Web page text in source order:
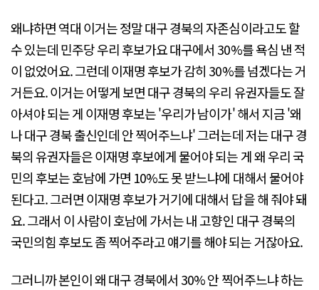
왜냐하면 역대 이거는 정말 대구 경북의 자존심이라고도 할
수 있는데 민주당 우리 후보가요 대구에서 30%를 욕심 낸 적
이 없었어요. 그런데 이재명 후보가 감히 30%를 넘겠다는 거
거든요. 이거는 어떻게 보면 대구 경북의 우리 유권자들도 잘
아셔야 되는 게 이재명 후보는 '우리가 남이가' 해서 지금 '왜
나 대구 경북 출신인데 안 찍어주느냐' 그러는데 저는 대구 경
북의 유권자들은 이재명 후보에게 물어야 되는 게 왜 우리 국
민의 후보는 호남에 가면 10%도 못 받느냐에 대해서 물어야
된다고. 그러면 이재명 후보가 거기에 대해서 답을 해 줘야 돼
요. 그래서 이 사람이 호남에 가서는 내 고향인 대구 경북의
국민의힘 후보도 좀 찍어주라고 얘기를 해야 되는 거잖아요.
그러니까 본인이 왜 대구 경북에서 30% 안 찍어주느냐 하는